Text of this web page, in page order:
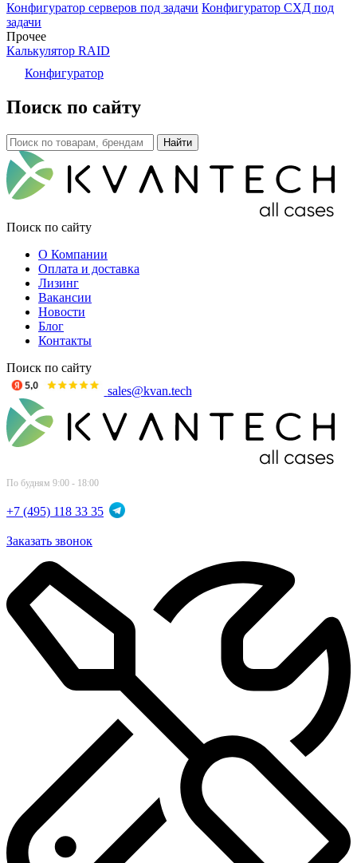
Конфигуратор серверов под задачи Конфигуратор СХД под
задачи
Прочее
Калькулятор RAID
Конфигуратор
Поиск по сайту
Поиск по сайту
О Компании
Оплата и доставка
Лизинг
Вакансии
Новости
Блог
Контакты
Поиск по сайту
sales@kvan.tech
По будням 9:00 - 18:00
+7 (495) 118 33 35
Заказать звонок